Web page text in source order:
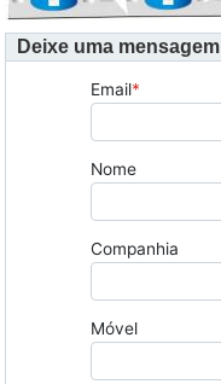
Deixe uma mensagem